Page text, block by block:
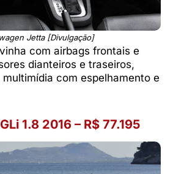
Jetta [Divulgação]
com airbags frontais e
dianteiros e traseiros,
com espelhamento e
1.8 2016 – R$ 77.195